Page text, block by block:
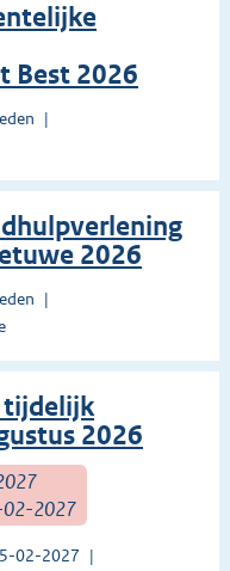
Best 2026
2026
tijdelijk
2026
02-2027
02-2027